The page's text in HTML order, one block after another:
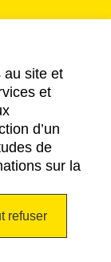
au site et
et
d’un
de
sur la
refuser